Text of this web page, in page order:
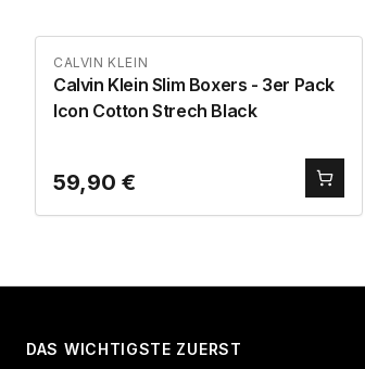
CALVIN KLEIN
Calvin Klein Slim Boxers - 3er Pack
Icon Cotton Strech Black
59,90 €
DAS WICHTIGSTE ZUERST